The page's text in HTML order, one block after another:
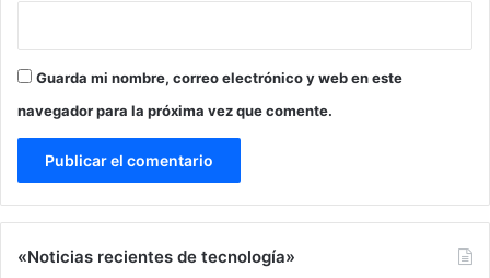
Guarda mi nombre, correo electrónico y web en este
navegador para la próxima vez que comente.
«Noticias recientes de tecnología»